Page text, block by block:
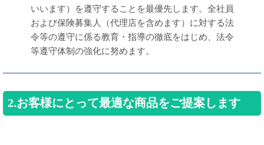
いいます）を遵守することを最優先します。全社員
および保険募集人（代理店を含めます）に対する法
令等の遵守に係る教育・指導の徹底をはじめ、法令
等遵守体制の強化に努めます。
2.お客様にとって最適な商品をご提案します